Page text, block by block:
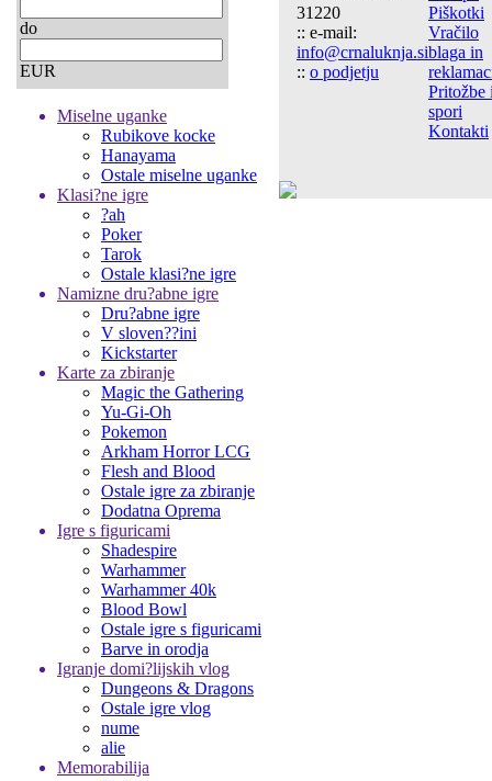
do
EUR
Miselne uganke
Rubikove kocke
Hanayama
Ostale miselne uganke
Klasi?ne igre
?ah
Poker
Tarok
Ostale klasi?ne igre
Namizne dru?abne igre
Dru?abne igre
V sloven??ini
Kickstarter
Karte za zbiranje
Magic the Gathering
Yu-Gi-Oh
Pokemon
Arkham Horror LCG
Flesh and Blood
Ostale igre za zbiranje
Dodatna Oprema
Igre s figuricami
Shadespire
Warhammer
Warhammer 40k
Blood Bowl
Ostale igre s figuricami
Barve in orodja
Igranje domi?lijskih vlog
Dungeons & Dragons
Ostale igre vlog
nume
alie
Memorabilija
31220
:: e-mail:
info@crnaluknja.si
:: o podjetju
Piškotki
Vračilo
blaga in
Pritožbe
spori
Kontakti